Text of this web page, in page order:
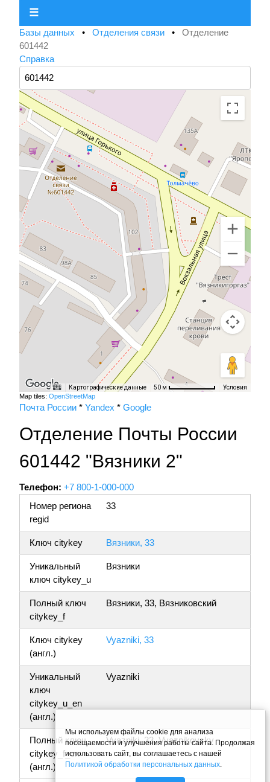
☰
Базы данных • Отделения связи • Отделение
601442
Справка
Картографические данные 50 м Условия
Map tiles: OpenStreetMap
Почта России * Yandex * Google
Отделение Почты России
601442 "Вязники 2"
Телефон: +7 800-1-000-000
Номер региона
regid
33
Ключ citykey Вязники, 33
Уникальный
ключ citykey_u
Вязники
Полный ключ
citykey_f
Вязники, 33, Вязниковский
Ключ citykey
(англ.)
Vyazniki, 33
Уникальный
ключ
citykey_u_en
(англ.)
Vyazniki
Полный ключ
citykey_f_en
(англ.)
Vyazniki, 33, Vyaznikovsky
Мы используем файлы cookie для анализа
посещаемости и улучшения работы сайта. Продолжая
использовать сайт, вы соглашаетесь с нашей
Политикой обработки персональных данных